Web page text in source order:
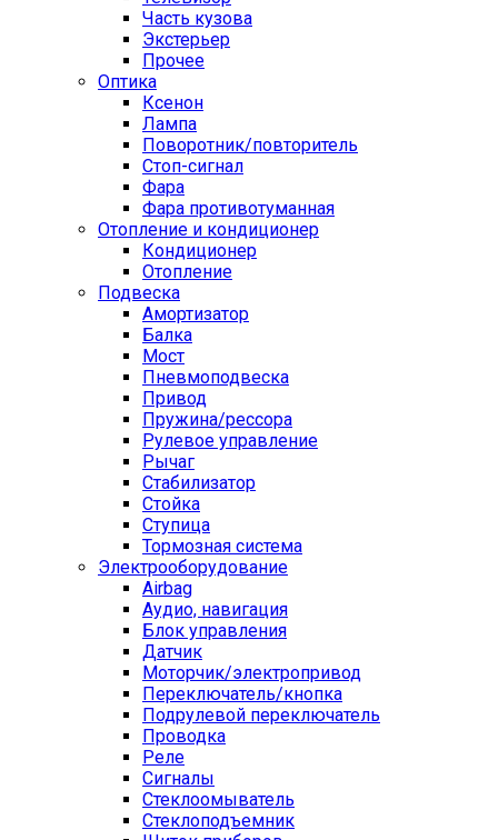
Часть кузова
Экстерьер
Прочее
Оптика
Ксенон
Лампа
Поворотник/повторитель
Стоп-сигнал
Фара
Фара противотуманная
Отопление и кондиционер
Кондиционер
Отопление
Подвеска
Амортизатор
Балка
Мост
Пневмоподвеска
Привод
Пружина/рессора
Рулевое управление
Рычаг
Стабилизатор
Стойка
Ступица
Тормозная система
Электрооборудование
Airbag
Аудио, навигация
Блок управления
Датчик
Моторчик/электропривод
Переключатель/кнопка
Подрулевой переключатель
Проводка
Реле
Сигналы
Стеклоомыватель
Стеклоподъемник